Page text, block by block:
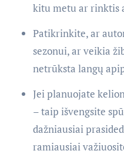
kitu metu ar rinktis
Patikrinkite, ar
sezonui, ar veikia
netrūksta langų
Jei planuojate
– taip išvengsite
dažniausiai
ramiausiai